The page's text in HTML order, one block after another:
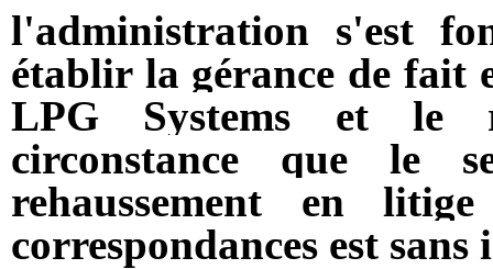
l'administration s'est
établir la gérance de fait
LPG Systems et le
circonstance que le
rehaussement en
correspondances est sans